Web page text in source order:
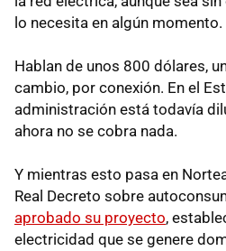
lo necesita en algún momento.
Hablan de unos 800 dólares,
cambio, por conexión. En el
administración está todavía
ahora no se cobra nada.
Y mientras esto pasa en
Real Decreto sobre
aprobado su proyecto,
electricidad que se genere